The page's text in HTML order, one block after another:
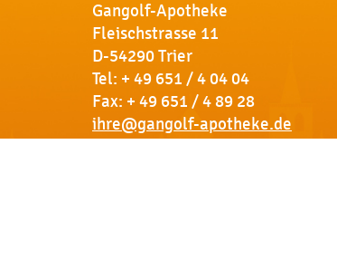
Gangolf-Apotheke
Fleischstrasse 11
D-54290 Trier
Tel: + 49 651 / 4 04 04
Fax: + 49 651 / 4 89 28
ihre@gangolf-apotheke.de